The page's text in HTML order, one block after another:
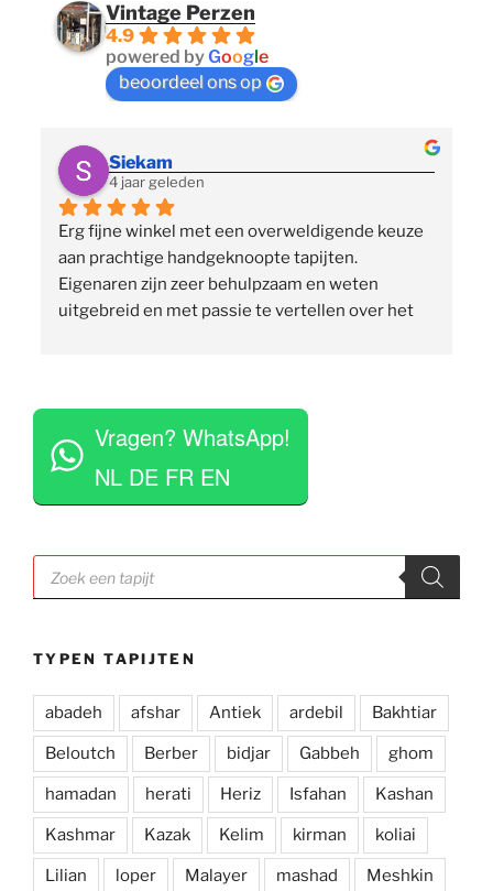
Vintage Perzen
4.9
powered byGoogle
beoordeel ons op
Siekam
4 jaar geleden
Erg fijne winkel met een overweldigende keuze
aan prachtige handgeknoopte tapijten.
Eigenaren zijn zeer behulpzaam en weten
uitgebreid en met passie te vertellen over het
tapijten voor je uit te rollen. Tegelijkertijd niet
opdringerig en geven je rustig de tijd om je
eigen keuze te maken. Tevens erg competitieve
prijzen. Al met al een zeer positieve ervaring en
Vragen? WhatsApp!
NL DE FR EN
Producten
zoeken
TYPEN TAPIJTEN
abadeh afshar Antiek ardebil Bakhtiar
Beloutch Berber bidjar Gabbeh ghom
hamadan herati Heriz Isfahan Kashan
Kashmar Kazak Kelim kirman koliai
Lilian loper Malayer mashad Meshkin